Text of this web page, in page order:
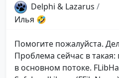
Delphi & Lazarus /
Илья 🤣
Помогите пожалуйста.
Проблема сейчас в
в основном потоке.